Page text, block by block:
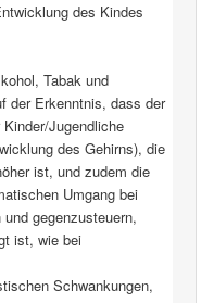
des Kindes
Tabak und
der Erkenntnis, dass der
Jugendliche
des Gehirns), die
ist, und zudem die
Umgang bei
gegenzusteuern,
ist, wie bei
Schwankungen,